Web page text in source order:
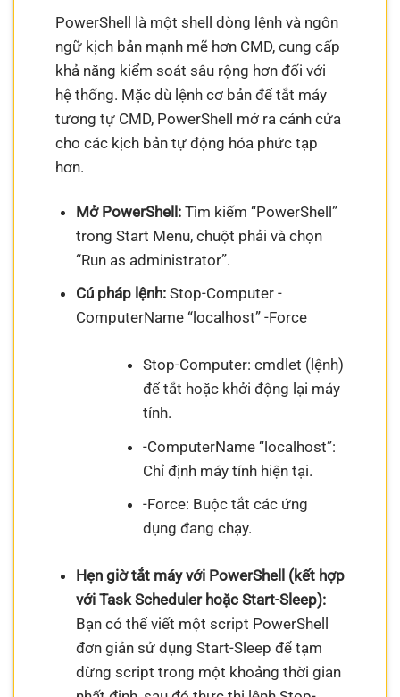
PowerShell là một shell dòng lệnh và ngôn
ngữ kịch bản mạnh mẽ hơn CMD, cung cấp
khả năng kiểm soát sâu rộng hơn đối với
hệ thống. Mặc dù lệnh cơ bản để tắt máy
tương tự CMD, PowerShell mở ra cánh cửa
cho các kịch bản tự động hóa phức tạp
hơn.
Mở PowerShell:Tìm kiếm “PowerShell”
trong Start Menu, chuột phải và chọn
“Run as administrator”.
Cú pháp lệnh:Stop-Computer -
ComputerName “localhost” -Force
Stop-Computer: cmdlet (lệnh)
để tắt hoặc khởi động lại máy
tính.
-ComputerName “localhost”:
Chỉ định máy tính hiện tại.
-Force: Buộc tắt các ứng
dụng đang chạy.
Hẹn giờ tắt máy với PowerShell (kết hợp
với Task Scheduler hoặc Start-Sleep):
Bạn có thể viết một script PowerShell
đơn giản sử dụng Start-Sleep để tạm
dừng script trong một khoảng thời gian